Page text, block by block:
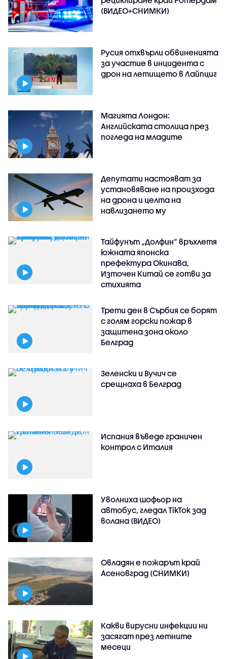
(ВИДЕО+СНИМКИ)
Русия отхвърли обвиненията
за участие в инцидента с
дрон на летището в Лайпциг
Магията Лондон:
Английската столица през
погледа на младите
Депутати настояват за
установяване на произхода
на дрона и целта на
навлизането му
Тайфунът „Долфин” връхлетя
южната японска
префектура Окинава,
Източен Китай се готви за
стихията
Трети ден в Сърбия се борят
с голям горски пожар в
защитена зона около
Белград
Зеленски и Вучич се
срещнаха в Белград
Испания въведе граничен
контрол с Италия
Уволниха шофьор на
автобус, гледал TikTok зад
волана (ВИДЕО)
Овладян е пожарът край
Асеновград (СНИМКИ)
Какви вирусни инфекции ни
засягат през летните
месеци